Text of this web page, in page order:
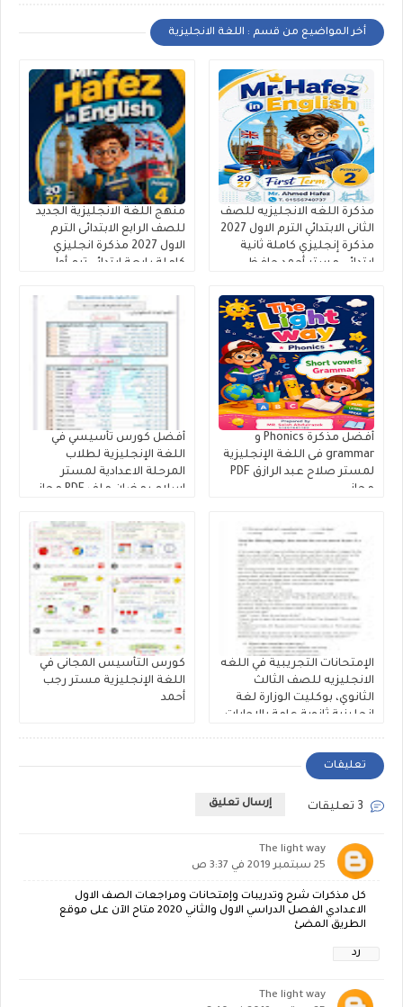
أخر المواضيع من قسم : اللغة الانجليزية
مذكرة اللغه الانجليزيه للصف
الثانى الابتدائي الترم الاول 2027
مذكرة إنجليزي كاملة ثانية
ابتدائى مستر أحمد حافظ
منهج اللغة الانجليزية الجديد
للصف الرابع الابتدائى الترم
الاول 2027 مذكرة انجليزي
كاملة رابعة ابتدائي ترم أول
أفضل مذكرة Phonics و
grammar فى اللغة الإنجليزية
لمستر صلاح عبد الرازق PDF
مجانى
أفضل كورس تأسيسي في
اللغة الإنجليزية لطلاب
المرحلة الاعدادية لمستر
إسلام رمضان ملف PDF مجانى
الإمتحانات التجريبية في اللغه
الانجليزيه للصف الثالث
الثانوي، بوكليت الوزارة لغة
إنجليزية ثانوية عامة بالإجابات
كورس التأسيس المجانى في
اللغة الإنجليزية مستر رجب
أحمد
تعليقات
إرسال تعليق
The light way
25 سبتمبر 2019 في 3:37 ص
كل مذكرات شرح وتدريبات وإمتحانات ومراجعات الصف الاول
الاعدادي الفصل الدراسي الاول والثاني 2020 متاح الآن على موقع
الطريق المضئ
رد
The light way